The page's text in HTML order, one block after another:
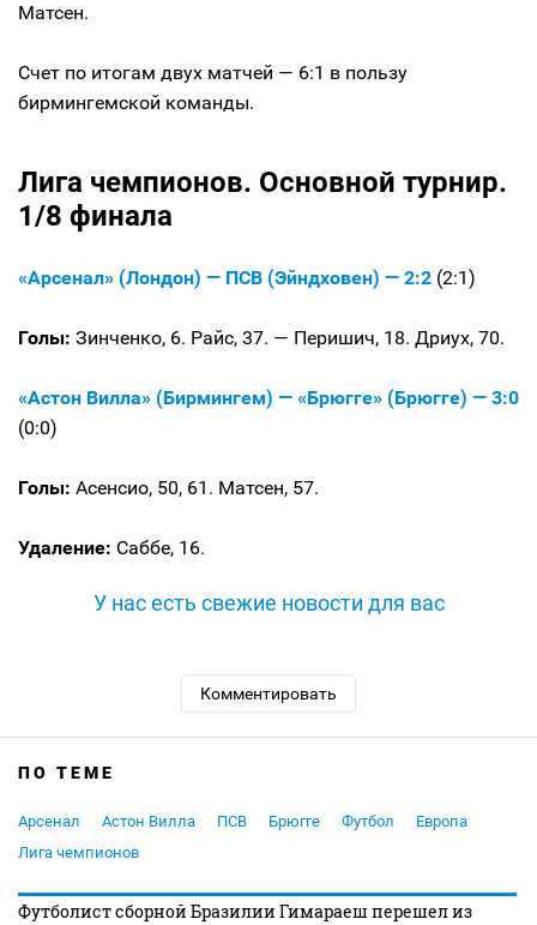
Матсен.
Счет по итогам двух матчей — 6:1 в пользу
бирмингемской команды.
Лига чемпионов. Основной турнир.
1/8 финала
«Арсенал» (Лондон) — ПСВ (Эйндховен) — 2:2 (2:1)
Голы: Зинченко, 6. Райс, 37. — Перишич, 18. Дриух, 70.
«Астон Вилла» (Бирмингем) — «Брюгге» (Брюгге) — 3:0
(0:0)
Голы: Асенсио, 50, 61. Матсен, 57.
Удаление: Саббе, 16.
У нас есть свежие новости для вас
Комментировать
ПО ТЕМЕ
Арсенал Астон Вилла ПСВ Брюгге Футбол
Европа
Лига чемпионов
Футболист сборной Бразилии Гимараеш перешел из